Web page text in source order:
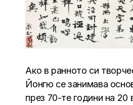
Ако в ранното си
Йонгю се занимава
през 70-те години на 20